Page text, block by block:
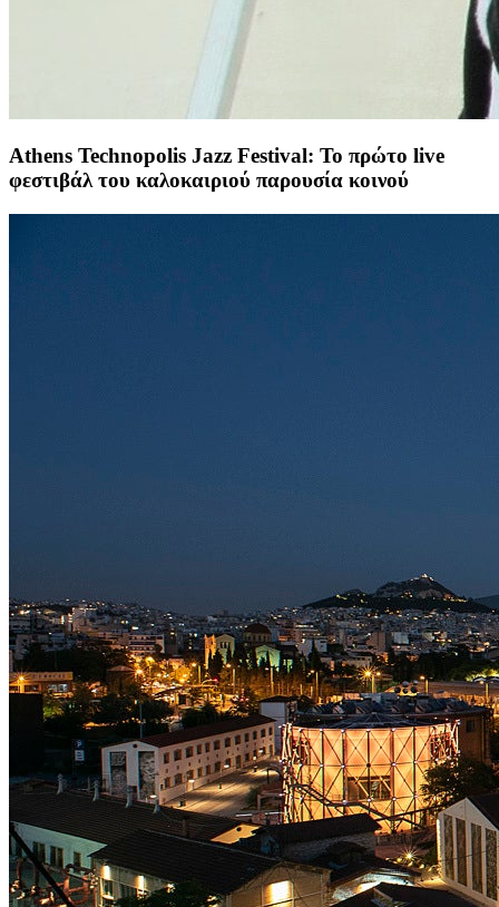
Athens Technopolis Jazz Festival: Το πρώτο live
φεστιβάλ του καλοκαιριού παρουσία κοινού